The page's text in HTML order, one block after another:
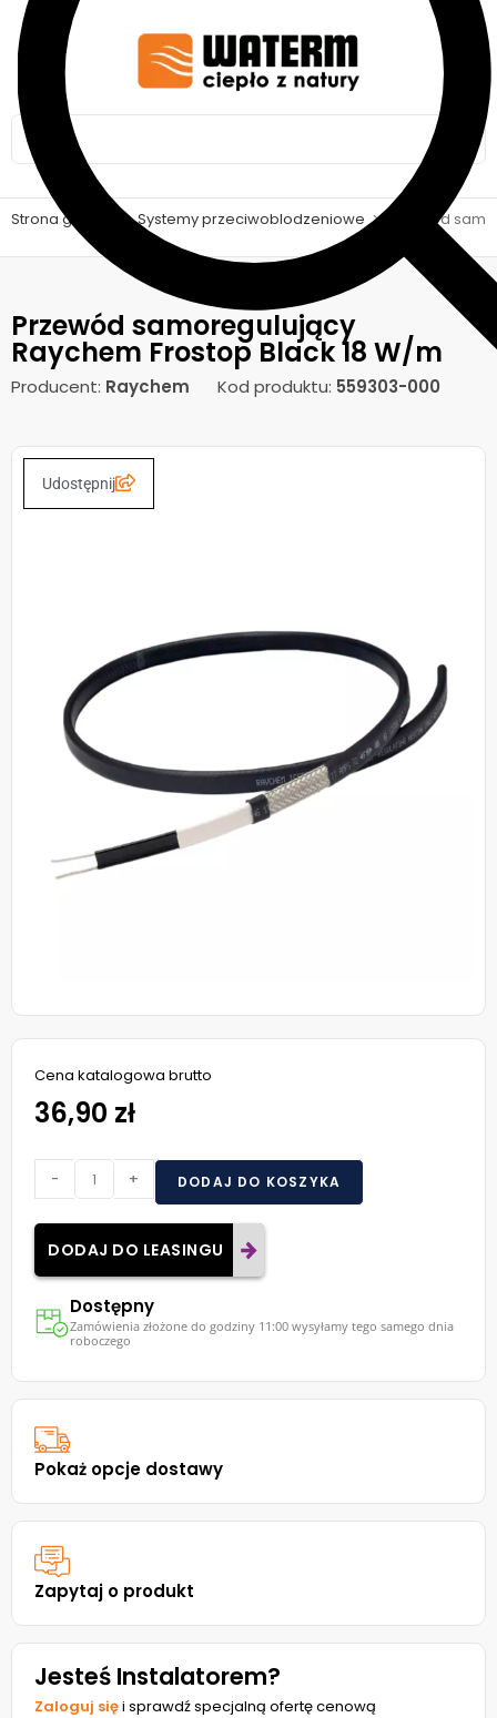
Strona główna > Systemy przeciwoblodzeniowe > Przewód
Przewód samoregulujący
Raychem Frostop Black 18 W/m
Producent: Raychem Kod produktu: 559303-000
Udostępnij
Cena katalogowa brutto
36,90 zł
- + DODAJ DO KOSZYKA
DODAJ DO LEASINGU
Dostępny
Zamówienia złożone do godziny 11:00 wysyłamy tego samego dnia
roboczego
Pokaż opcje dostawy
Zapytaj o produkt
Jesteś Instalatorem?
Zaloguj sięi sprawdź specjalną ofertę cenową